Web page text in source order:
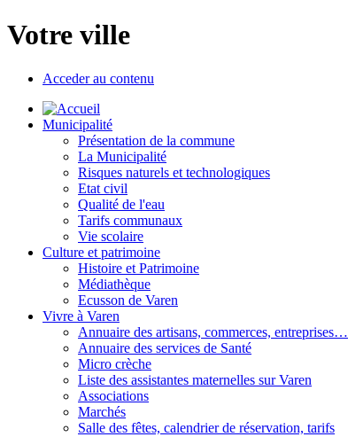
Votre ville
Acceder au contenu
Municipalité
Présentation de la commune
La Municipalité
Risques naturels et technologiques
Etat civil
Qualité de l'eau
Tarifs communaux
Vie scolaire
Culture et patrimoine
Histoire et Patrimoine
Médiathèque
Ecusson de Varen
Vivre à Varen
Annuaire des artisans, commerces, entreprises…
Annuaire des services de Santé
Micro crèche
Liste des assistantes maternelles sur Varen
Associations
Marchés
Salle des fêtes, calendrier de réservation, tarifs